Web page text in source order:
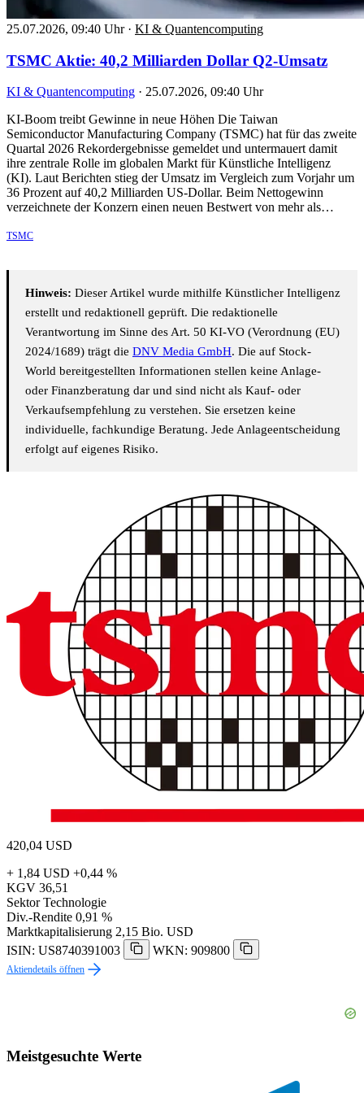
25.07.2026, 09:40 Uhr · KI & Quantencomputing
TSMC Aktie: 40,2 Milliarden Dollar Q2-Umsatz
KI & Quantencomputing · 25.07.2026, 09:40 Uhr
KI-Boom treibt Gewinne in neue Höhen Die Taiwan
Semiconductor Manufacturing Company (TSMC) hat für das zweite
Quartal 2026 Rekordergebnisse gemeldet und untermauert damit
ihre zentrale Rolle im globalen Markt für Künstliche Intelligenz
(KI). Laut Berichten stieg der Umsatz im Vergleich zum Vorjahr um
36 Prozent auf 40,2 Milliarden US-Dollar. Beim Nettogewinn
verzeichnete der Konzern einen neuen Bestwert von mehr als…
TSMC
Hinweis: Dieser Artikel wurde mithilfe Künstlicher Intelligenz
erstellt und redaktionell geprüft. Die redaktionelle
Verantwortung im Sinne des Art. 50 KI-VO (Verordnung (EU)
2024/1689) trägt die DNV Media GmbH. Die auf Stock-
World bereitgestellten Informationen stellen keine Anlage-
oder Finanzberatung dar und sind nicht als Kauf- oder
Verkaufsempfehlung zu verstehen. Sie ersetzen keine
individuelle, fachkundige Beratung. Jede Anlageentscheidung
erfolgt auf eigenes Risiko.
420,04 USD
+ 1,84 USD +0,44 %
KGV 36,51
Sektor Technologie
Div.-Rendite 0,91 %
Marktkapitalisierung 2,15 Bio. USD
ISIN: US8740391003
WKN: 909800
Aktiendetails öffnen
Meistgesuchte Werte